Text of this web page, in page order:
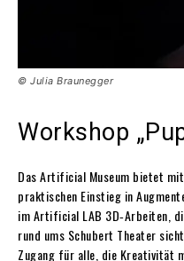
© Julia Braunegger
Workshop
Das Artificial Museum bietet mit
praktischen Einstieg in
im Artificial LAB 3D‑Arbeiten,
rund ums Schubert Theater
Zugang für alle, die Kreativität